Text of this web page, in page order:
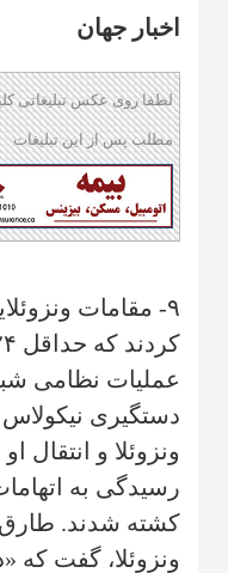
اخبار جهان
لطفا روی عکس تبلیغاتی
مطلب پس از این تبلیغات
۹- مقامات
عملیات نظامی
دستگیری
ونزوئلا و انتقال
رسیدگی به
کشته شدند. طارق
ونزوئلا، گفت که